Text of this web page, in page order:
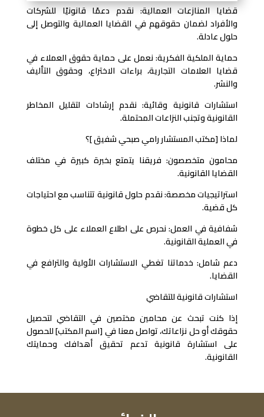
قضايا المنازعات العمالية: نقدم دعمًا قانونيًا للشركات
والأفراد لضمان حقوقهم في القضايا العمالية والتوصل إلى
حلول عادلة.
حماية الملكية الفكرية: نعمل على حماية حقوق العملاء في
قضايا العلامات التجارية، براءات الاختراع، وحقوق التأليف
والنشر.
استشارات قانونية وقائية: نقدم إرشادات لتقليل المخاطر
القانونية وتجنب النزاعات المحتملة.
لماذا [مكتب المستشار رامي صبحي شفيق ]؟
محامون متخصصون: فريقنا يتمتع بخبرة كبيرة في مختلف
القضايا القانونية.
استراتيجيات مخصصة: نقدم حلول قانونية تتناسب مع احتياجات
كل قضية.
شفافية في العمل: نحرص على اطلاع العملاء على كل خطوة
في العملية القانونية.
دعم شامل: خدماتنا تغطي الاستشارات الأولية والترافع في
القضايا.
استشارات قانونية للتقاضي
إذا كنت تبحث عن محامين مختصين في التقاضي لتحصيل
حقوقك أو حل نزاعاتك، تواصل معنا في [اسم المكتب] للحصول
على استشارة قانونية تدعم تحقيق أهدافك وحمايتك
القانونية.